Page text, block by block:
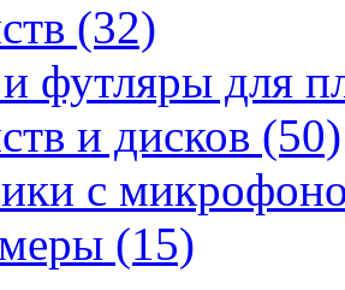
(32)
футляры для
и дисков (50)
с
(15)